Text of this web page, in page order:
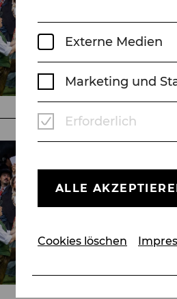
Externe Medien
Marketing und
Erforderlich
ALLE
Cookies löschen